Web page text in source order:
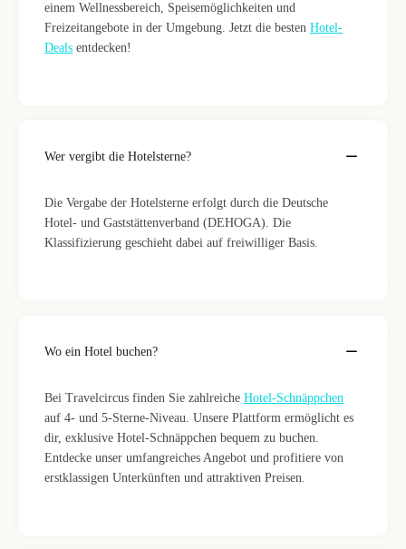
einem Wellnessbereich, Speisemöglichkeiten und
Freizeitangebote in der Umgebung. Jetzt die besten Hotel-
Deals entdecken!
Wer vergibt die Hotelsterne?
Die Vergabe der Hotelsterne erfolgt durch die Deutsche
Hotel- und Gaststättenverband (DEHOGA). Die
Klassifizierung geschieht dabei auf freiwilliger Basis.
Wo ein Hotel buchen?
Bei Travelcircus finden Sie zahlreiche Hotel-Schnäppchen
auf 4- und 5-Sterne-Niveau. Unsere Plattform ermöglicht es
dir, exklusive Hotel-Schnäppchen bequem zu buchen.
Entdecke unser umfangreiches Angebot und profitiere von
erstklassigen Unterkünften und attraktiven Preisen.